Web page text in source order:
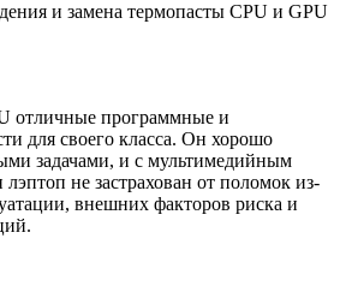
и замена термопасты CPU и GPU
отличные программные и
для своего класса. Он хорошо
задачами, и с мультимедийным
не застрахован от поломок из-
внешних факторов риска и